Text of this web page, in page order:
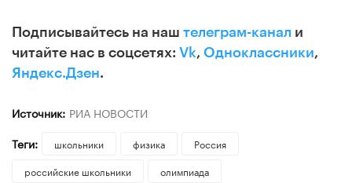
Подписывайтесь на наш телеграм-канал и
читайте нас в соцсетях: Vk, Одноклассники,
Яндекс.Дзен.
Источник: РИА НОВОСТИ
Теги:
школьники физика
Россия
российские школьники
олимпиада